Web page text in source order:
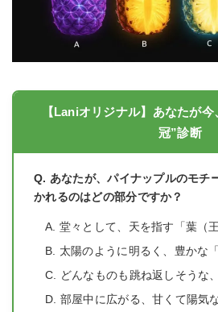
【Laniオリジナル】あなたが
冠”診断
Q. あなたが、パイナップルのモチ
かれるのはどの部分ですか？
A. 堂々として、天を指す「葉（
B. 太陽のように明るく、豊かな
C. どんなものも跳ね返しそうな
D. 部屋中に広がる、甘くて陽気